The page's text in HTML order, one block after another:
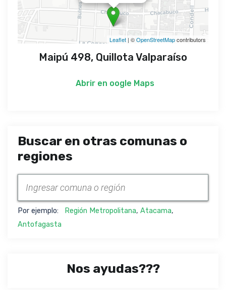
Leaflet | ©OpenStreetMapcontributors
Maipú 498, Quillota Valparaíso
Abrir en oogle Maps
Buscar en otras comunas o
regiones
Por ejemplo: Región Metropolitana, Atacama,
Antofagasta
Nos ayudas???